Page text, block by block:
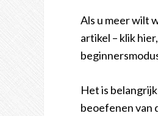
Als u meer wilt
artikel – klik
Het is
beoefenen van